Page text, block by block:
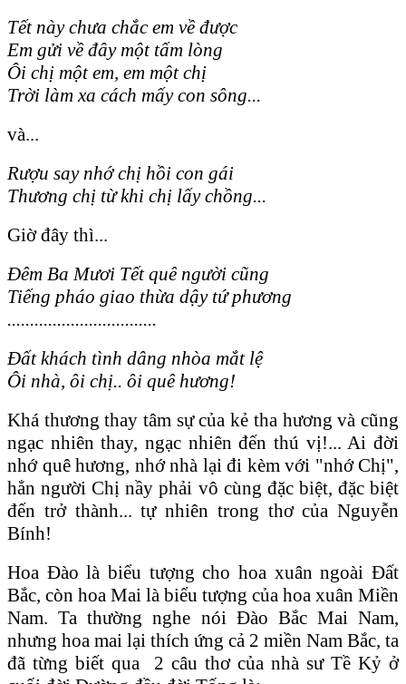
Tết này chưa chắc em về được
Em gửi về đây một tấm lòng
Ôi chị một em, em một chị
Trời làm xa cách mấy con sông...
và...
Rượu say nhớ chị hồi con gái
Thương chị từ khi chị lấy chồng...
Giờ đây thì...
Đêm Ba Mươi Tết quê người cũng
Tiếng pháo giao thừa dậy tứ phương
.................................
Đất khách tình dâng nhòa mắt lệ
Ôi nhà, ôi chị.. ôi quê hương!
Khá thương thay tâm sự của kẻ tha hương và cũng
ngạc nhiên thay, ngạc nhiên đến thú vị!... Ai đời
nhớ quê hương, nhớ nhà lại đi kèm với "nhớ Chị",
hẳn người Chị nầy phải vô cùng đặc biệt, đặc biệt
đến trở thành... tự nhiên trong thơ của Nguyễn
Bính!
Hoa Đào là biểu tượng cho hoa xuân ngoài Đất
Bắc, còn hoa Mai là biểu tượng của hoa xuân Miền
Nam. Ta thường nghe nói Đào Bắc Mai Nam,
nhưng hoa mai lại thích ứng cả 2 miền Nam Bắc, ta
đã từng biết qua 2 câu thơ của nhà sư Tề Kỷ ở